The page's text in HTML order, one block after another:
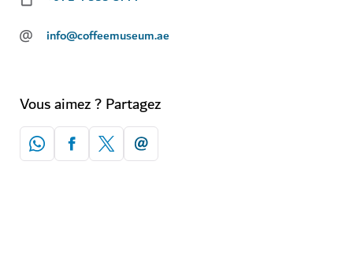
@ info@coffeemuseum.ae
Vous aimez ? Partagez